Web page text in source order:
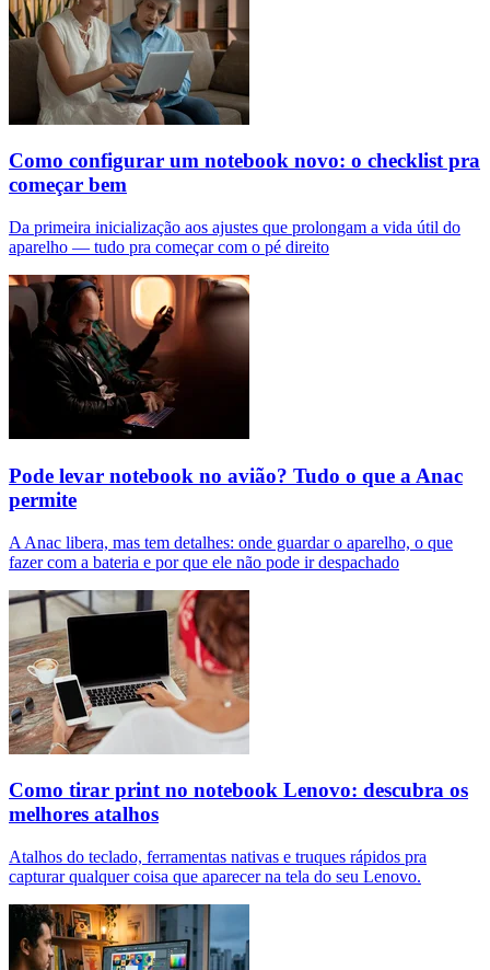
Como configurar um notebook novo: o checklist pra
começar bem
Da primeira inicialização aos ajustes que prolongam a vida útil do
aparelho — tudo pra começar com o pé direito
Pode levar notebook no avião? Tudo o que a Anac
permite
A Anac libera, mas tem detalhes: onde guardar o aparelho, o que
fazer com a bateria e por que ele não pode ir despachado
Como tirar print no notebook Lenovo: descubra os
melhores atalhos
Atalhos do teclado, ferramentas nativas e truques rápidos pra
capturar qualquer coisa que aparecer na tela do seu Lenovo.